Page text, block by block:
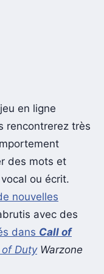
en ligne
rencontrerez très
des mots et
ou écrit.
nouvelles
avec des
dans Call of
of DutyWarzone